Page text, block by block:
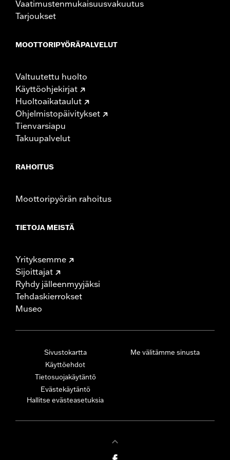
Vaatimustenmukaisuusvakuutus
Tarjoukset
MOOTTORIPYÖRÄPALVELUT
Valtuutettu huolto
Käyttöohjekirjat
Huoltoaikataulut
Ohjelmistopäivitykset
Tienvarsiapu
Takuupalvelut
RAHOITUS
Moottoripyörän rahoitus
TIETOJA MEISTÄ
Yrityksemme
Sijoittajat
Ryhdy jälleenmyyjäksi
Tehdaskierrokset
Museo
Sivustokartta
Käyttöehdot
Tietosuojakäytäntö
Evästekäytäntö
Hallitse evästeasetuksia
Me välitämme sinusta